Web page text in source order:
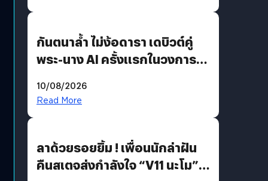
กันตนาล้ำ ไม่ง้อดารา เดบิวต์คู่
พระ-นาง AI ครั้งแรกในวงการ
10/08/2026
Read More
ลาด้วยรอยยิ้ม ! เพื่อนนักล่าฝัน
คืนสเตจส่งกำลังใจ “V11 นะโม”